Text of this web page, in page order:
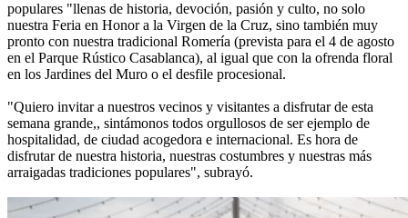
populares "llenas de historia, devoción, pasión y culto, no solo
nuestra Feria en Honor a la Virgen de la Cruz, sino también muy
pronto con nuestra tradicional Romería (prevista para el 4 de agosto
en el Parque Rústico Casablanca), al igual que con la ofrenda floral
en los Jardines del Muro o el desfile procesional.
"Quiero invitar a nuestros vecinos y visitantes a disfrutar de esta
semana grande,, sintámonos todos orgullosos de ser ejemplo de
hospitalidad, de ciudad acogedora e internacional. Es hora de
disfrutar de nuestra historia, nuestras costumbres y nuestras más
arraigadas tradiciones populares", subrayó.